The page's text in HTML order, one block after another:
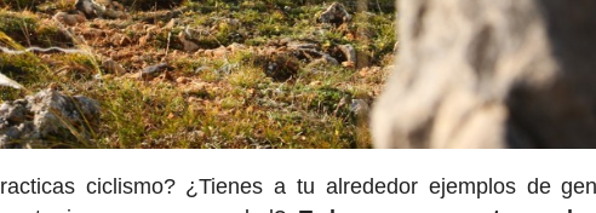
ciclismo? ¿Tienes a tu alrededor ejemplos de